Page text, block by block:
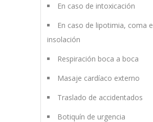
En caso de intoxicación
En caso de lipotimia, coma e
insolación
Respiración boca a boca
Masaje cardíaco externo
Traslado de accidentados
Botiquín de urgencia